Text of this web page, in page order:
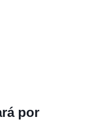
por